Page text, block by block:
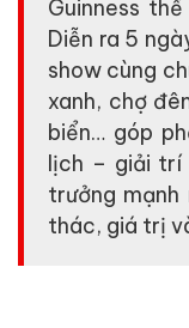
Guinness
Diễn ra 5
show cùng
xanh, chợ
biển… góp
lịch – giải trí
trưởng
thác, giá trị